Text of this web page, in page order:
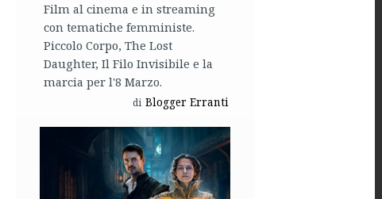
Film al cinema e in streaming
con tematiche femministe.
Piccolo Corpo, The Lost
Daughter, Il Filo Invisibile e la
marcia per l'8 Marzo.
di Blogger Erranti